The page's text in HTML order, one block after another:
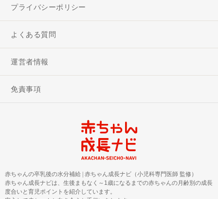
プライバシーポリシー
よくある質問
運営者情報
免責事項
赤ちゃんの卒乳後の水分補給 | 赤ちゃん成長ナビ（小児科専門医師 監修）
赤ちゃん成長ナビは、生後まもなく～1歳になるまでの赤ちゃんの月齢別の成長
度合いと育児ポイントを紹介しています。